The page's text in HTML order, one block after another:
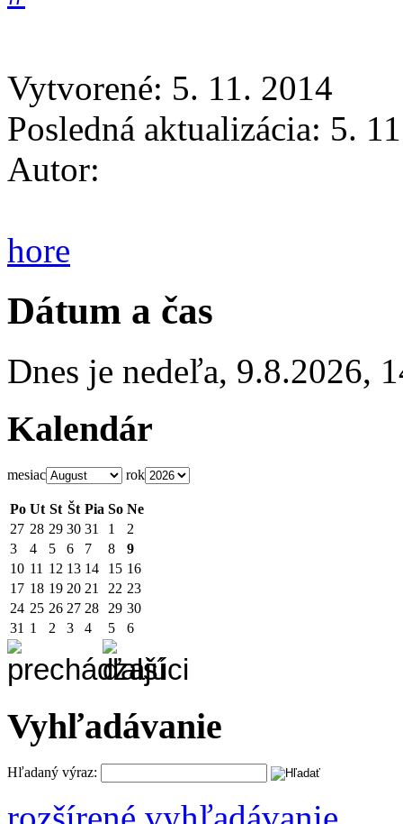
Vytvorené: 5. 11. 2014
Posledná aktualizácia: 5.
Autor:
hore
Dátum a čas
Dnes je nedeľa, 9.8.2026,
Kalendár
mesiac rok
Po Ut St Št Pia So Ne
27 28 29 30 31 1
2
3
4 5 6 7 8
9
10 11 12 13 14 15 16
17 18 19 20 21 22 23
24 25 26 27 28 29 30
31 1 2 3 4 5 6
Vyhľadávanie
Hľadaný výraz: